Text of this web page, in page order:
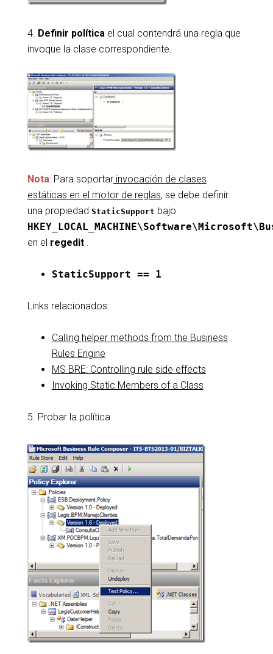
4. Definir políticael cual contendrá una regla que
invoque la clase correspondiente.
Nota: Para soportarinvocación de clases
estáticas en el motor de reglas, se debe definir
una propiedad StaticSupport bajo
en el regedit.
StaticSupport == 1
Links relacionados:
Calling helper methods from the Business
Rules Engine
MS BRE: Controlling rule side effects
Invoking Static Members of a Class
5. Probar la política